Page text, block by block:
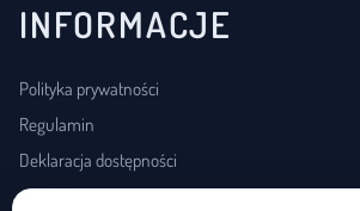
INFORMACJE
Polityka prywatności
Regulamin
Deklaracja dostępności